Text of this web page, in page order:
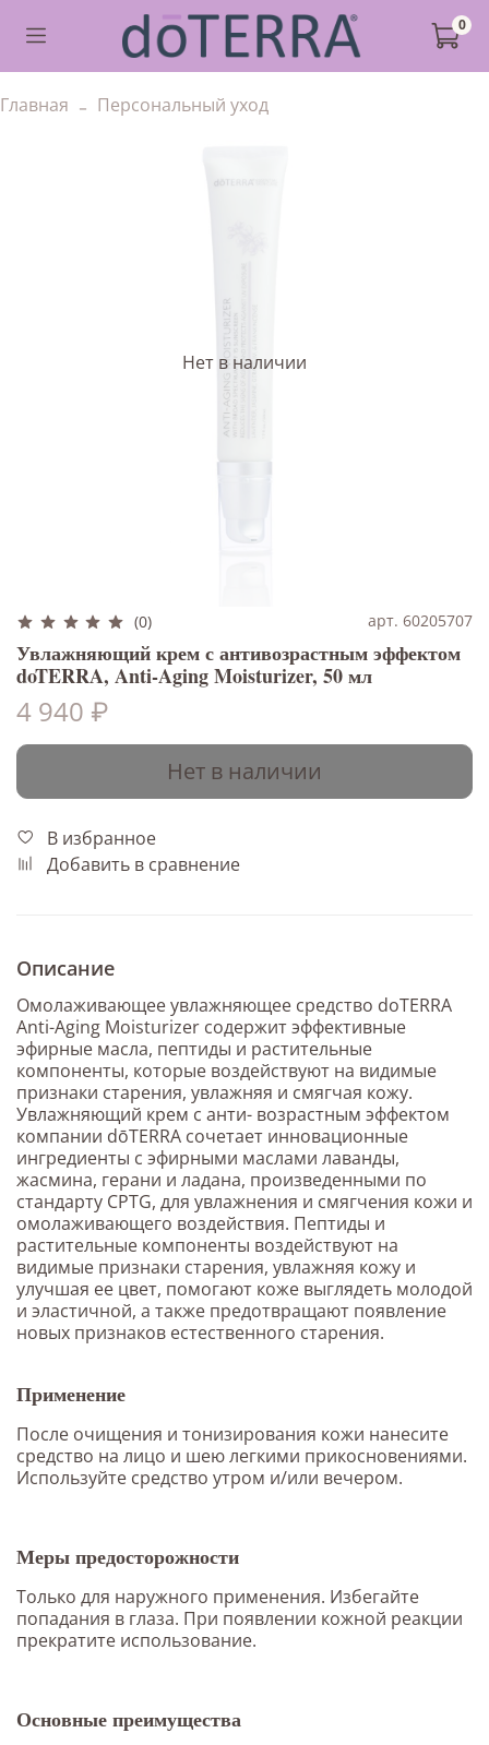
0
Главная Персональный уход
Нет в наличии
(0) арт. 60205707
Увлажняющий крем с антивозрастным эффектом
doTERRA, Anti-Aging Moisturizer, 50 мл
4 940 ₽
Нет в наличии
В избранное
Добавить в сравнение
Описание
Омолаживающее увлажняющее средство doTERRA
Anti-Aging Moisturizer содержит эффективные
эфирные масла, пептиды и растительные
компоненты, которые воздействуют на видимые
признаки старения, увлажняя и смягчая кожу.
Увлажняющий крем с анти- возрастным эффектом
компании dōTERRA сочетает инновационные
ингредиенты с эфирными маслами лаванды,
жасмина, герани и ладана, произведенными по
стандарту CPTG, для увлажнения и смягчения кожи и
омолаживающего воздействия. Пептиды и
растительные компоненты воздействуют на
видимые признаки старения, увлажняя кожу и
улучшая ее цвет, помогают коже выглядеть молодой
и эластичной, а также предотвращают появление
новых признаков естественного старения.
Применение
После очищения и тонизирования кожи нанесите
средство на лицо и шею легкими прикосновениями.
Используйте средство утром и/или вечером.
Меры предосторожности
Только для наружного применения. Избегайте
попадания в глаза. При появлении кожной реакции
прекратите использование.
Основные преимущества